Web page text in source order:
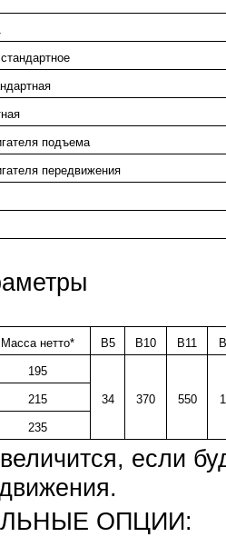
подъема
передвижения
Масса нетто* B5 B10 B11
195
34 370 550
215
235
если
ОПЦИИ: